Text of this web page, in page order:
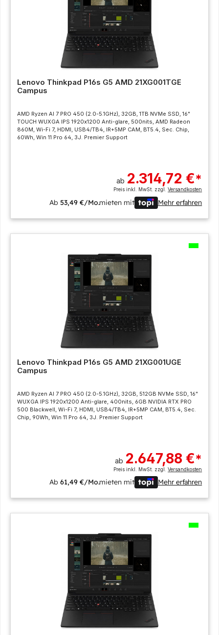
Lenovo Thinkpad P16s G5 AMD 21XG001TGE
Campus
AMD Ryzen AI 7 PRO 450 (2.0-5.1GHz), 32GB, 1TB NVMe SSD, 16"
TOUCH WUXGA IPS 1920x1200 Anti-glare, 500nits, AMD Radeon
860M, Wi-Fi 7, HDMI, USB4/TB4, IR+5MP CAM, BT5.4, Sec. Chip,
60Wh, Win 11 Pro 64, 3J. Premier Support
ab 2.314,72 €*
Preis inkl. MwSt. zzgl.Versandkosten
Ab53,49 €/Mo.mieten mit Mehr erfahren
Lenovo Thinkpad P16s G5 AMD 21XG001UGE
Campus
AMD Ryzen AI 7 PRO 450 (2.0-5.1GHz), 32GB, 512GB NVMe SSD, 16"
WUXGA IPS 1920x1200 Anti-glare, 400nits, 6GB NVIDIA RTX PRO
500 Blackwell, Wi-Fi 7, HDMI, USB4/TB4, IR+5MP CAM, BT5.4, Sec.
Chip, 90Wh, Win 11 Pro 64, 3J. Premier Support
ab 2.647,88 €*
Preis inkl. MwSt. zzgl.Versandkosten
Ab61,49 €/Mo.mieten mit Mehr erfahren